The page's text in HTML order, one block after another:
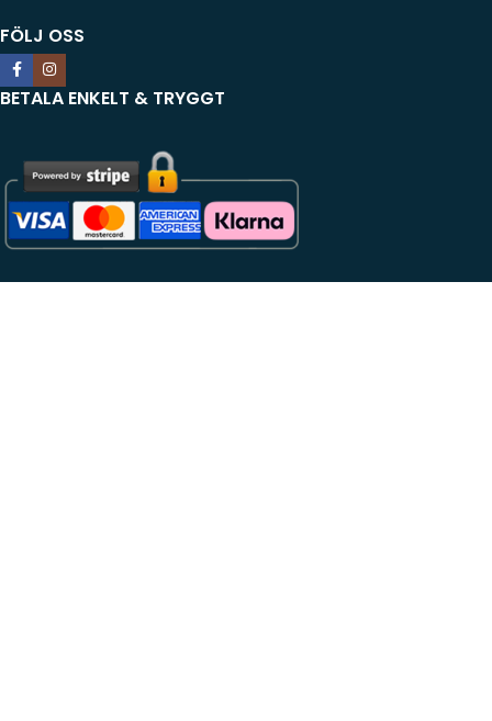
FÖLJ OSS
BETALA ENKELT & TRYGGT